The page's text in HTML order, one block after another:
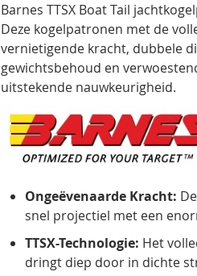
Barnes TTSX Boat Tail
Deze kogelpatronen met de
vernietigende kracht, dubbele
gewichtsbehoud en
uitstekende nauwkeurigheid.
Ongeëvenaarde Kracht:
snel projectiel met een
TTSX-Technologie: Het
dringt diep door in dichte